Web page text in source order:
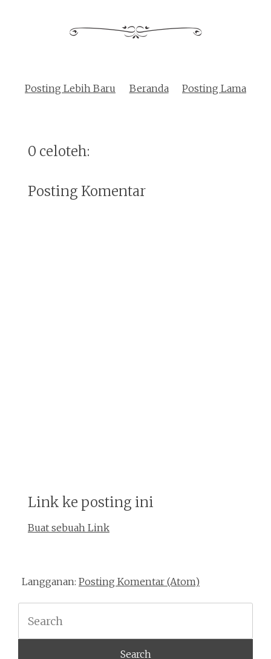
Posting Lebih Baru Posting Lama
Beranda
0 celoteh:
Posting Komentar
Link ke posting ini
Buat sebuah Link
Langganan: Posting Komentar (Atom)